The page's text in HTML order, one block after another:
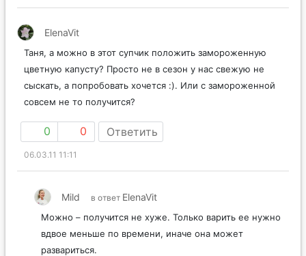
ElenaVit
Таня, а можно в этот супчик положить замороженную
цветную капусту? Просто не в сезон у нас свежую не
сыскать, а попробовать хочется :). Или с замороженной
совсем не то получится?
0 0 Ответить
06.03.11 11:11
Mild в ответ ElenaVit
Можно – получится не хуже. Только варить ее нужно
вдвое меньше по времени, иначе она может
развариться.